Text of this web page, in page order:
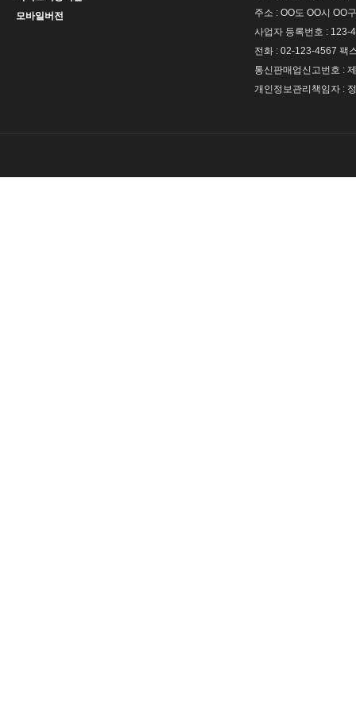
모바일버전
주소 : OO도 OO시 OO
사업자 등록번호 : 123-
전화 : 02-123-4567 팩
통신판매업신고번호 :
개인정보관리책임자 :